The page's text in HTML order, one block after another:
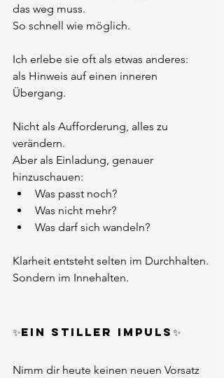
das weg muss.
So schnell wie möglich.
Ich erlebe sie oft als etwas anderes:
als Hinweis auf einen inneren
Übergang.
Nicht als Aufforderung, alles zu
verändern.
Aber als Einladung, genauer
hinzuschauen:
Was passt noch?
Was nicht mehr?
Was darf sich wandeln?
Klarheit entsteht selten im Durchhalten.
Sondern im Innehalten.
✨Ein stiller Impuls✨
Nimm dir heute keinen neuen Vorsatz